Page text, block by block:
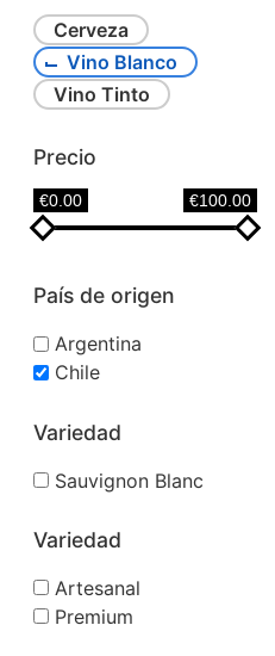
Cerveza
Vino Blanco
Vino Tinto
Precio
€0.00 €100.00
País de origen
Argentina
Chile
Variedad
Sauvignon Blanc
Variedad
Artesanal
Premium